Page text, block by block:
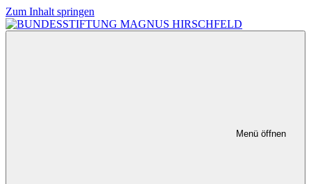
Zum Inhalt springen
Menü öffnen